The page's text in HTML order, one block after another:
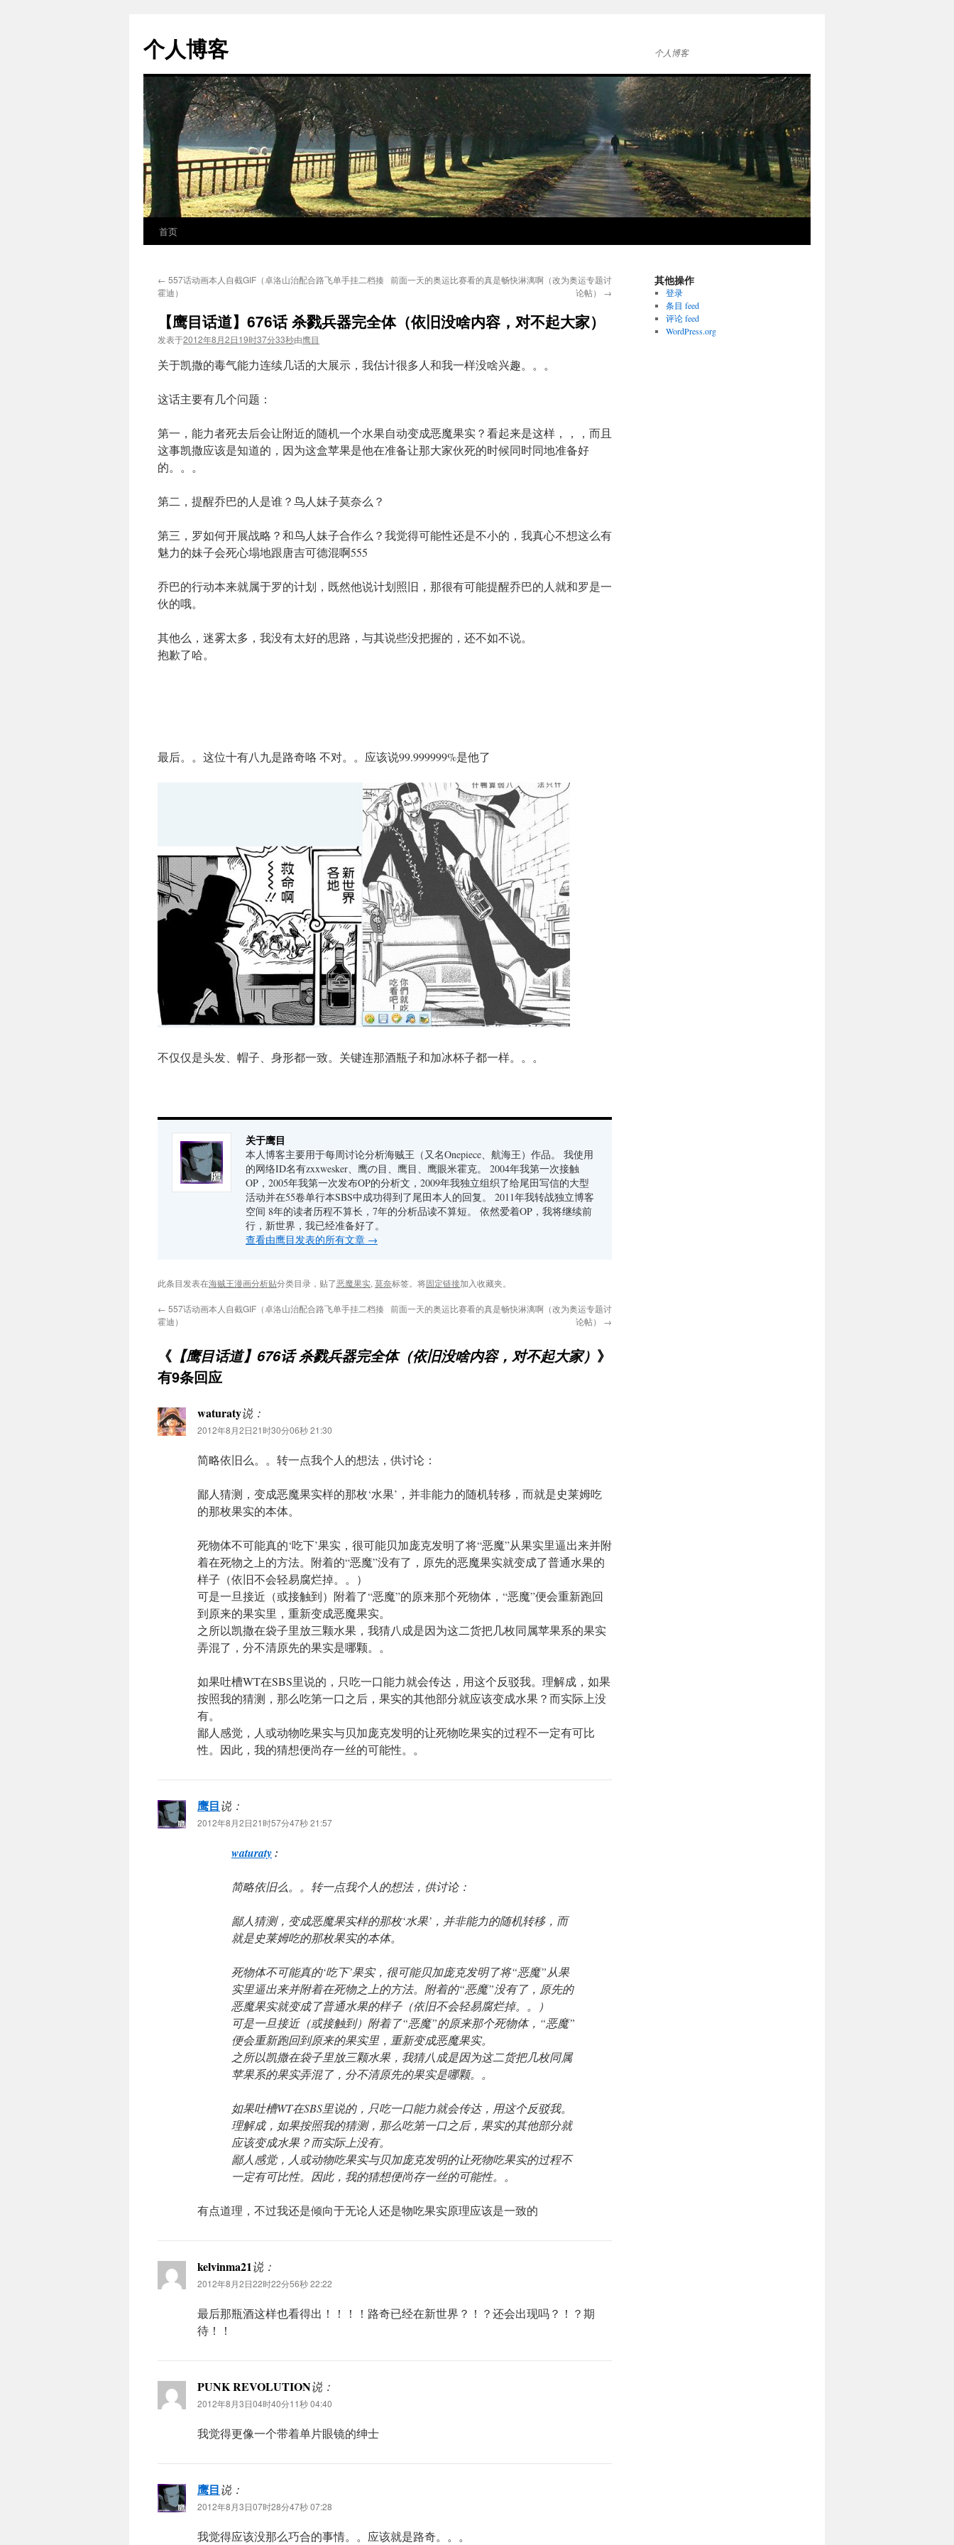
个人博客 个人博客
首页
← 557话动画本人自截GIF（卓洛山治配合路飞单手挂二档揍
霍迪）
前面一天的奥运比赛看的真是畅快淋漓啊（改为奥运专题讨
论帖） →
【鹰目话道】676话 杀戮兵器完全体（依旧没啥内容，对不起大家）
发表于2012年8月2日19时37分33秒由鹰目
关于凯撒的毒气能力连续几话的大展示，我估计很多人和我一样没啥兴趣。。。
这话主要有几个问题：
第一，能力者死去后会让附近的随机一个水果自动变成恶魔果实？看起来是这样，，，而且
这事凯撒应该是知道的，因为这盒苹果是他在准备让那大家伙死的时候同时同地准备好
的。。。
第二，提醒乔巴的人是谁？鸟人妹子莫奈么？
第三，罗如何开展战略？和鸟人妹子合作么？我觉得可能性还是不小的，我真心不想这么有
魅力的妹子会死心塌地跟唐吉可德混啊555
乔巴的行动本来就属于罗的计划，既然他说计划照旧，那很有可能提醒乔巴的人就和罗是一
伙的哦。
其他么，迷雾太多，我没有太好的思路，与其说些没把握的，还不如不说。
抱歉了哈。
最后。。这位十有八九是路奇咯 不对。。应该说99.999999%是他了
不仅仅是头发、帽子、身形都一致。关键连那酒瓶子和加冰杯子都一样。。。
关于鹰目
本人博客主要用于每周讨论分析海贼王（又名Onepiece、航海王）作品。 我使用
的网络ID名有zxxwesker、鹰の目、鹰目、鹰眼米霍克。 2004年我第一次接触
OP，2005年我第一次发布OP的分析文，2009年我独立组织了给尾田写信的大型
活动并在55卷单行本SBS中成功得到了尾田本人的回复。 2011年我转战独立博客
空间 8年的读者历程不算长，7年的分析品读不算短。 依然爱着OP，我将继续前
行，新世界，我已经准备好了。
查看由鹰目发表的所有文章 →
此条目发表在海贼王漫画分析贴分类目录，贴了恶魔果实, 莫奈标签。将固定链接加入收藏夹。
← 557话动画本人自截GIF（卓洛山治配合路飞单手挂二档揍
霍迪）
前面一天的奥运比赛看的真是畅快淋漓啊（改为奥运专题讨
论帖） →
《 【鹰目话道】676话 杀戮兵器完全体（依旧没啥内容，对不起大家） 》
有9条回应
waturaty说：
2012年8月2日21时30分06秒 21:30
简略依旧么。。转一点我个人的想法，供讨论：
鄙人猜测，变成恶魔果实样的那枚‘水果’，并非能力的随机转移，而就是史莱姆吃
的那枚果实的本体。
死物体不可能真的‘吃下’果实，很可能贝加庞克发明了将“恶魔”从果实里逼出来并附
着在死物之上的方法。附着的“恶魔”没有了，原先的恶魔果实就变成了普通水果的
样子（依旧不会轻易腐烂掉。。）
可是一旦接近（或接触到）附着了“恶魔”的原来那个死物体，“恶魔”便会重新跑回
到原来的果实里，重新变成恶魔果实。
之所以凯撒在袋子里放三颗水果，我猜八成是因为这二货把几枚同属苹果系的果实
弄混了，分不清原先的果实是哪颗。。
如果吐槽WT在SBS里说的，只吃一口能力就会传达，用这个反驳我。理解成，如果
按照我的猜测，那么吃第一口之后，果实的其他部分就应该变成水果？而实际上没
有。
鄙人感觉，人或动物吃果实与贝加庞克发明的让死物吃果实的过程不一定有可比
性。因此，我的猜想便尚存一丝的可能性。。
鹰目说：
2012年8月2日21时57分47秒 21:57
waturaty:
简略依旧么。。转一点我个人的想法，供讨论：
鄙人猜测，变成恶魔果实样的那枚‘水果’，并非能力的随机转移，而
就是史莱姆吃的那枚果实的本体。
死物体不可能真的‘吃下’果实，很可能贝加庞克发明了将“恶魔”从果
实里逼出来并附着在死物之上的方法。附着的“恶魔”没有了，原先的
恶魔果实就变成了普通水果的样子（依旧不会轻易腐烂掉。。）
可是一旦接近（或接触到）附着了“恶魔”的原来那个死物体，“恶魔”
便会重新跑回到原来的果实里，重新变成恶魔果实。
之所以凯撒在袋子里放三颗水果，我猜八成是因为这二货把几枚同属
苹果系的果实弄混了，分不清原先的果实是哪颗。。
如果吐槽WT在SBS里说的，只吃一口能力就会传达，用这个反驳我。
理解成，如果按照我的猜测，那么吃第一口之后，果实的其他部分就
应该变成水果？而实际上没有。
鄙人感觉，人或动物吃果实与贝加庞克发明的让死物吃果实的过程不
一定有可比性。因此，我的猜想便尚存一丝的可能性。。
有点道理，不过我还是倾向于无论人还是物吃果实原理应该是一致的
kelvinma21说：
2012年8月2日22时22分56秒 22:22
最后那瓶酒这样也看得出！！！！路奇已经在新世界？！？还会出现吗？！？期
待！！
PUNK REVOLUTION说：
2012年8月3日04时40分11秒 04:40
我觉得更像一个带着单片眼镜的绅士
鹰目说：
2012年8月3日07时28分47秒 07:28
我觉得应该没那么巧合的事情。。应该就是路奇。。。
其他操作
登录
条目 feed
评论 feed
WordPress.org